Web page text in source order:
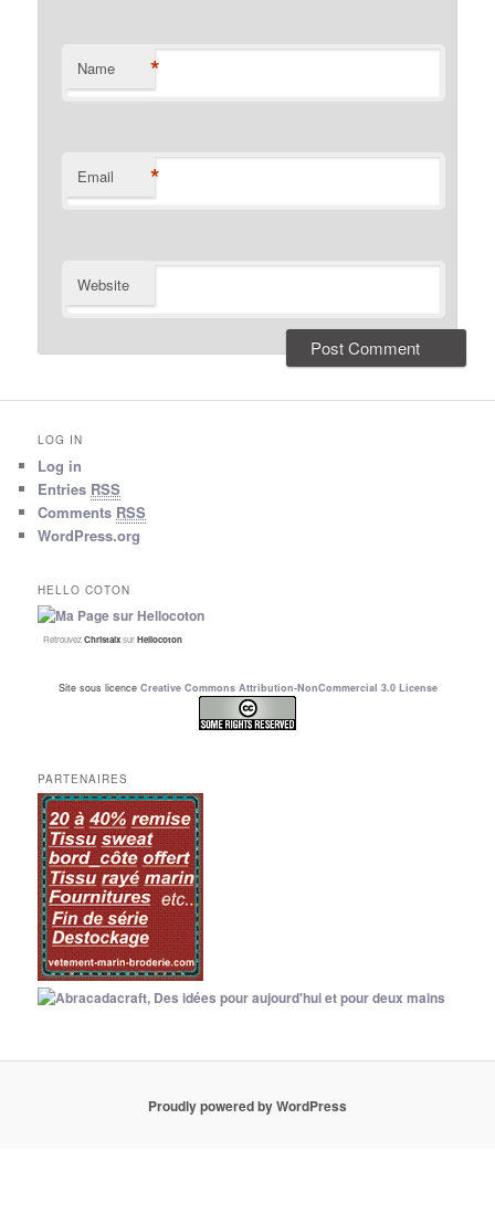
Name *
Email *
Website
LOG IN
Log in
Entries RSS
Comments RSS
WordPress.org
HELLO COTON
RetrouvezChristalxsurHellocoton
Site sous licence Creative Commons Attribution-NonCommercial 3.0 License
PARTENAIRES
Proudly powered by WordPress